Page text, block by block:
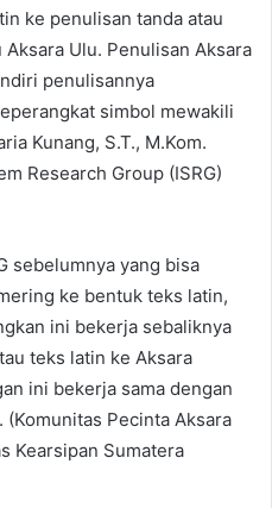
ke penulisan tanda atau
Ulu. Penulisan Aksara
penulisannya
simbol mewakili
Kunang, S.T., M.Kom.
Research Group (ISRG)
sebelumnya yang bisa
ke bentuk teks latin,
ini bekerja sebaliknya
teks latin ke Aksara
ini bekerja sama dengan
(Komunitas Pecinta Aksara
Kearsipan Sumatera